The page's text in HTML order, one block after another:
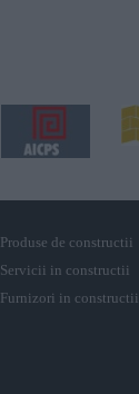
Produse de constructii
Servicii in constructii
Furnizori in constructii